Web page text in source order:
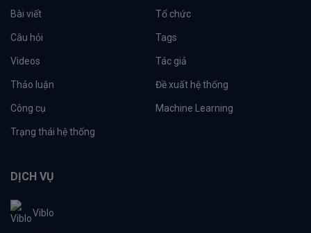
Bài viết Tổ chức
Câu hỏi Tags
Videos Tác giả
Thảo luận Đề xuất hệ thống
Công cụ Machine Learning
Trạng thái hệ thống
DỊCH VỤ
Viblo